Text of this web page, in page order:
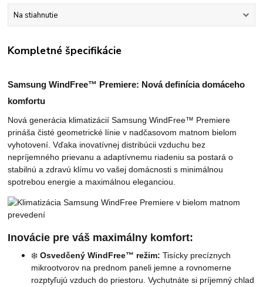
Na stiahnutie
Kompletné špecifikácie
Samsung WindFree™ Premiere: Nová definícia domáceho
komfortu
Nová generácia klimatizácií Samsung WindFree™ Premiere
prináša čisté geometrické línie v nadčasovom matnom bielom
vyhotovení. Vďaka inovatívnej distribúcii vzduchu bez
nepríjemného prievanu a adaptívnemu riadeniu sa postará o
stabilnú a zdravú klímu vo vašej domácnosti s minimálnou
spotrebou energie a maximálnou eleganciou.
Inovácie pre váš maximálny komfort:
❄️Osvedčený WindFree™ režim: Tisícky precíznych
mikrootvorov na prednom paneli jemne a rovnomerne
rozptyľujú vzduch do priestoru. Vychutnáte si príjemný chlad